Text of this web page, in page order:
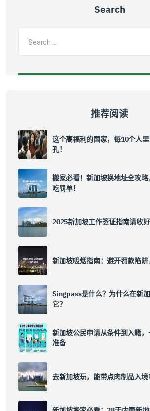
Search
推荐阅读
这个高福利的国家，每10个人
孔！
搬家必看！新加坡换地址全攻
吃罚单！
2025新加坡工作签证指南请收好
新加坡吸烟指南：避开罚款陷
Singpass是什么？为什么在新
它？
新加坡公民申请从条件到入籍
准备
去新加坡玩，能带点肉制品入境